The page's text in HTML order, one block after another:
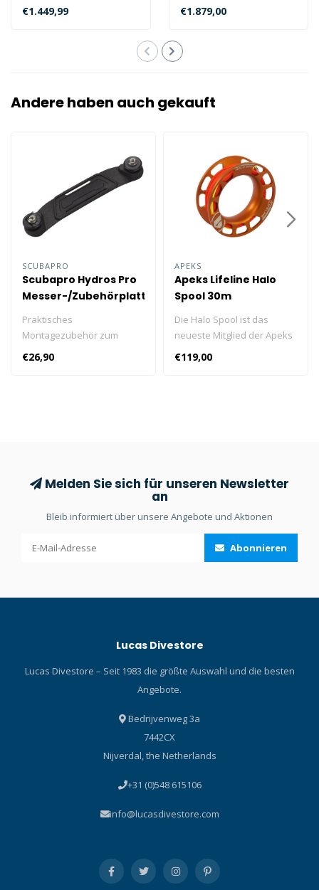
€1.449,99 €1.879,00
Andere haben auch gekauft
SCUBAPRO
Scubapro Hydros Pro
Messer-/Zubehörplatte
Praktisches
Montagezubehör zum
Anbringen eines Messers
an deinem HYDROS PRO-
€26,90
APEKS
Apeks Lifeline Halo
Spool 30m
Die Halo Spool ist das
neueste Mitglied der Apeks
Lifeline Spool-Familie und
eine echte Innovation auf
€119,00
Melden Sie sich für unseren Newsletter
an
Bleib informiert über unsere Angebote und Aktionen
Abonnieren
Lucas Divestore
Lucas Divestore – Seit 1983 die größte Auswahl und die besten
Angebote.
Bedrijvenweg 3a
7442CX
Nijverdal, the Netherlands
+31 (0)548 615106
info@lucasdivestore.com